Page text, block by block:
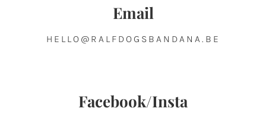
Email
HELLO@RALFDOGSBANDANA.BE
Facebook/Insta